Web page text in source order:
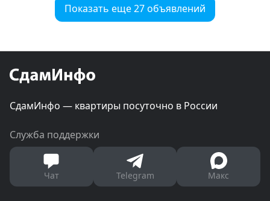
Показать еще 27 объявлений
СдамИнфо — квартиры посуточно в России
Служба поддержки
Чат Telegram Макс